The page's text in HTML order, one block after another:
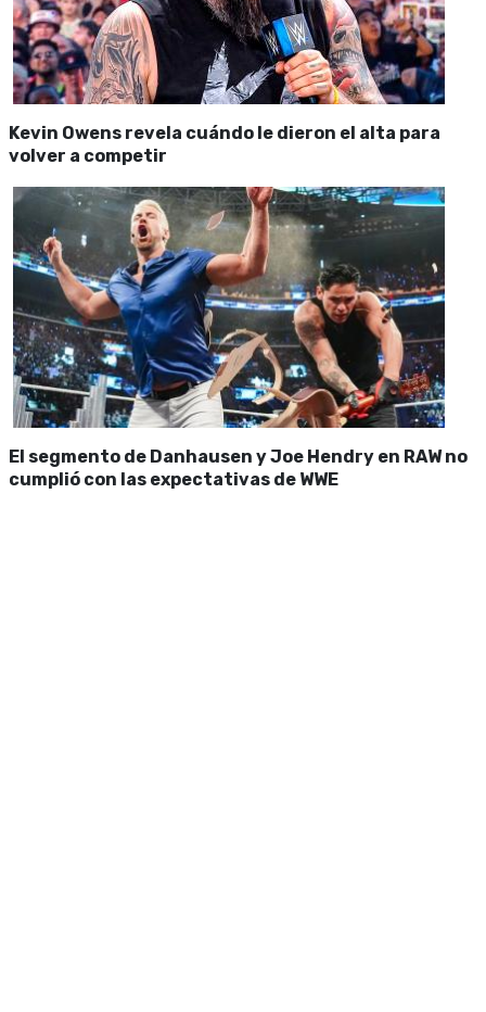
Kevin Owens revela cuándo le dieron el alta para
volver a competir
El segmento de Danhausen y Joe Hendry en RAW no
cumplió con las expectativas de WWE